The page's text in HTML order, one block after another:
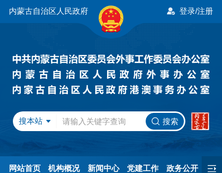
内蒙古自治区人民政府 登录/注册
搜本站 搜索
网站首页 机构概况 新闻中心 党建工作 政务公开